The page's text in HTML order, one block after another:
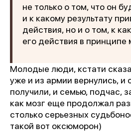
не только о том, что он
и к какому результату
действия, но и о том, к
его действия в принципе
Молодые люди, кстати
уже и из армии вернулись, и
получили, и семью, подчас,
как мозг еще продолжал
столько серьезных
такой вот оксюморон)